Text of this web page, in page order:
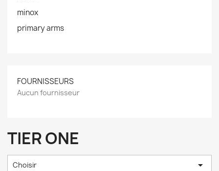
minox
primary arms
FOURNISSEURS
Aucun fournisseur
TIER ONE
Choisir 